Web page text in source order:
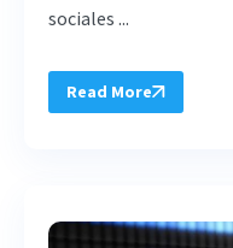
sociales ...
Read More